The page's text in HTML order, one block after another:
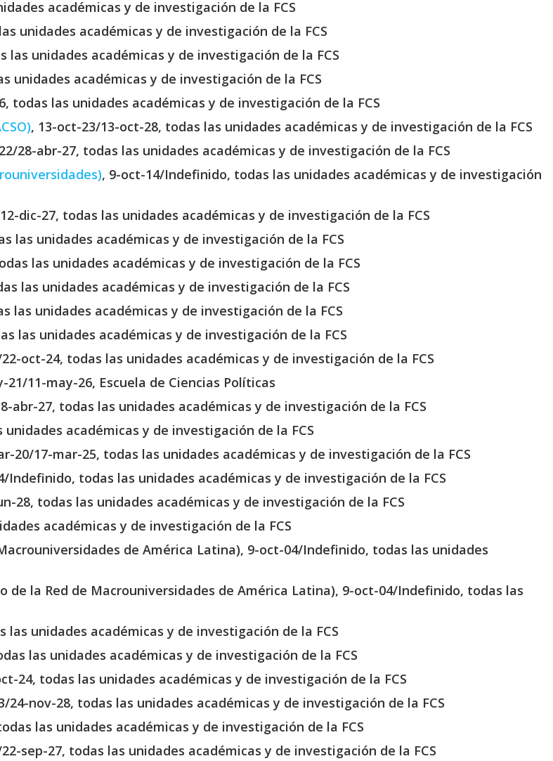
académicas y de investigación de la FCS
unidades académicas y de investigación de la FCS
las unidades académicas y de investigación de la FCS
unidades académicas y de investigación de la FCS
todas las unidades académicas y de investigación de la FCS
, 13-oct-23/13-oct-28, todas las unidades académicas y de investigación de la FCS
28-abr-27, todas las unidades académicas y de investigación de la FCS
, 9-oct-14/Indefinido, todas las unidades académicas y de investigación
dic-27, todas las unidades académicas y de investigación de la FCS
las unidades académicas y de investigación de la FCS
las unidades académicas y de investigación de la FCS
las unidades académicas y de investigación de la FCS
las unidades académicas y de investigación de la FCS
las unidades académicas y de investigación de la FCS
oct-24, todas las unidades académicas y de investigación de la FCS
21/11-may-26, Escuela de Ciencias Políticas
abr-27, todas las unidades académicas y de investigación de la FCS
académicas y de investigación de la FCS
20/17-mar-25, todas las unidades académicas y de investigación de la FCS
Indefinido, todas las unidades académicas y de investigación de la FCS
28, todas las unidades académicas y de investigación de la FCS
académicas y de investigación de la FCS
de América Latina), 9-oct-04/Indefinido, todas las unidades
de la Red de Macrouniversidades de América Latina), 9-oct-04/Indefinido, todas las
las unidades académicas y de investigación de la FCS
las unidades académicas y de investigación de la FCS
24, todas las unidades académicas y de investigación de la FCS
24-nov-28, todas las unidades académicas y de investigación de la FCS
las unidades académicas y de investigación de la FCS
sep-27, todas las unidades académicas y de investigación de la FCS